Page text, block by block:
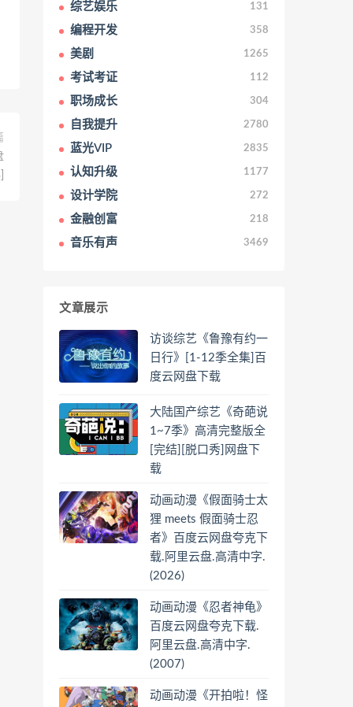
综艺娱乐 131
编程开发 358
美剧 1265
考试考证 112
职场成长 304
自我提升 2780
蓝光VIP 2835
认知升级 1177
设计学院 272
金融创富 218
音乐有声 3469
文章展示
访谈综艺《鲁豫有约一
日行》[1-12季全集]百
度云网盘下载
大陆国产综艺《奇葩说
1~7季》高清完整版全
[完结][脱口秀]网盘下
载
动画动漫《假面骑士太
狸 meets 假面骑士忍
者》百度云网盘夸克下
载.阿里云盘.高清中字.
(2026)
动画动漫《忍者神龟》
百度云网盘夸克下载.
阿里云盘.高清中字.
(2007)
动画动漫《开拍啦！怪